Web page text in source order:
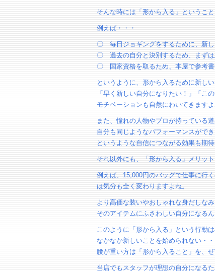
そんな時には「形から入る」というこ
例えば・・・
〇 毎日ジョギングをするために、新し
〇 過去の自分と決別するため、まずは
〇 国家資格を取るため、本屋で参考書
というように、形から入るために新し
「早く新しい自分になりたい！」「こ
モチベーションも自然にわいてきますよ
また、憧れの人物やプロが持っている
自分も同じようなパフォーマンスがで
というような自信につながる効果も期待
それ以外にも、「形から入る」メリッ
例えば、15,000円のバッグで仕事に行
は気分も全く変わりますよね。
より高価な装いやおしゃれな身だしなみ
そのアイテムにふさわしい自分になる
このように「形から入る」という行動
なかなか新しいことを始められない・
腰が重い方は「形から入ること」を、
当店でもスタッフが理想の自分になる